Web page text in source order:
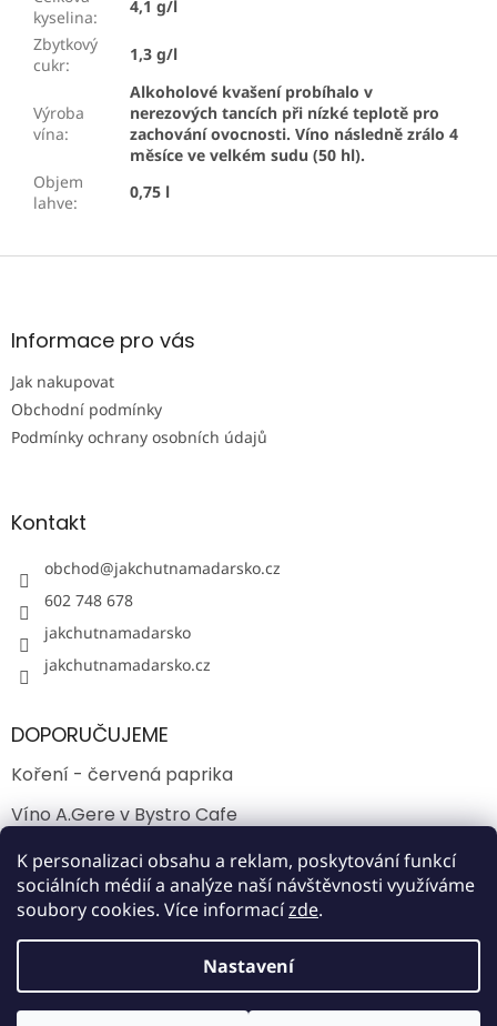
K personalizaci obsahu a reklam, poskytování funkcí
sociálních médií a analýze naší návštěvnosti využíváme
soubory cookies. Více informacízde.
Nastavení
kyselina:
4,1 g/l
Zbytkový
cukr:
1,3 g/l
Výroba
vína:
Alkoholové kvašení probíhalo v
nerezových tancích při nízké teplotě pro
zachování ovocnosti. Víno následně zrálo 4
měsíce ve velkém sudu (50 hl).
Objem
lahve:
0,75 l
Z
aInformace pro vás
Jak nakupovat
Obchodní podmínky
Podmínky ochrany osobních údajů
Kontakt
obchod@jakchutnamadarsko.cz
602 748 678
jakchutnamadarsko
jakchutnamadarsko.cz
DOPORUČUJEME
Koření - červená paprika
Víno A.Gere v Bystro Cafe
Jak chutná víno Kopar ve Villányi?
Copyright 2026Jak chutná Maďarsko. Všechna práva